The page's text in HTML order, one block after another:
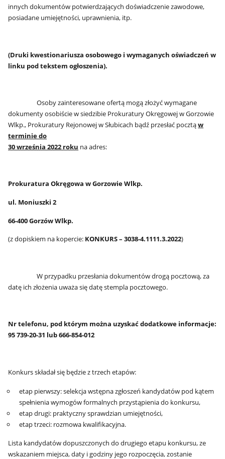
innych dokumentów potwierdzających doświadczenie zawodowe,
posiadane umiejętności, uprawnienia, itp.
(Druki kwestionariusza osobowego i wymaganych oświadczeń w
linku pod tekstem ogłoszenia).
Osoby zainteresowane ofertą mogą złożyć wymagane
dokumenty osobiście w siedzibie Prokuratury Okręgowej w Gorzowie
Wlkp., Prokuratury Rejonowej w Słubicach bądź przesłać pocztąw
terminie do
30 września 2022 roku na adres:
Prokuratura Okręgowa w Gorzowie Wlkp.
ul. Moniuszki 2
66-400 Gorzów Wlkp.
(z dopiskiem na kopercie: KONKURS –3038-4.1111.3.2022)
W przypadku przesłania dokumentów drogą pocztową, za
datę ich złożenia uważa się datę stempla pocztowego.
Nr telefonu, pod którym można uzyskać dodatkowe informacje:
95 739-20-31 lub 666-854-012
Konkurs składał się będzie z trzech etapów:
etap pierwszy: selekcja wstępna zgłoszeń kandydatów pod kątem
spełnienia wymogów formalnych przystąpienia do konkursu,
etap drugi: praktyczny sprawdzian umiejętności,
etap trzeci: rozmowa kwalifikacyjna.
Lista kandydatów dopuszczonych do drugiego etapu konkursu, ze
wskazaniem miejsca, daty i godziny jego rozpoczęcia, zostanie